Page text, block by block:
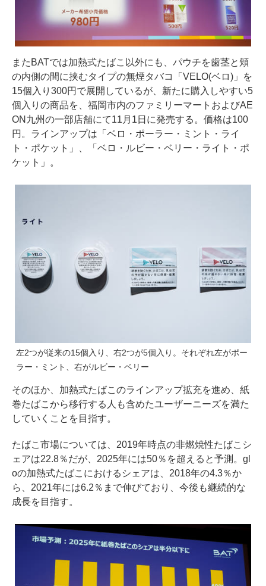
またBATでは加熱式たばこ以外にも、パウチを歯茎と頬
の内側の間に挟むタイプの無煙タバコ「VELO(ベロ)」を
15個入り300円で展開しているが、新たに購入しやすい5
個入りの商品を、福岡市内のファミリーマートおよびAE
ON九州の一部店舗にて11月1日に発売する。価格は100
円。ラインアップは「ベロ・ポーラー・ミント・ライ
ト・ポケット」、「ベロ・ルビー・ベリー・ライト・ポ
ケット」。
左2つが従来の15個入り、右2つが5個入り。それぞれ左がポー
ラー・ミント、右がルビー・ベリー
そのほか、加熱式たばこのラインアップ拡充を進め、紙
巻たばこから移行する人も含めたユーザーニーズを満た
していくことを目指す。
たばこ市場については、2019年時点の非燃焼性たばこシ
ェアは22.8％だが、2025年には50％を超えると予測。gl
oの加熱式たばこにおけるシェアは、2018年の4.3％か
ら、2021年には6.2％まで伸びており、今後も継続的な
成長を目指す。